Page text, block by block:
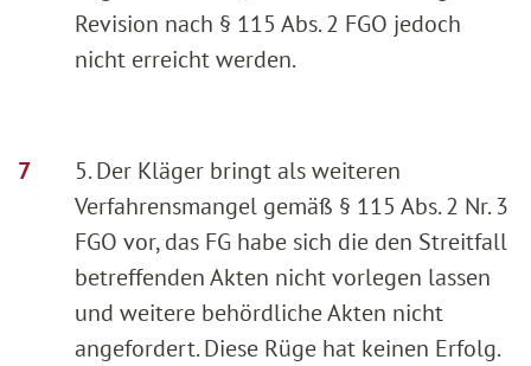
Revision nach § 115 Abs. 2 FGO jedoch
nicht erreicht werden.
5. Der Kläger bringt als weiteren
Verfahrensmangel gemäß § 115 Abs. 2 Nr. 3
FGO vor, das FG habe sich die den Streitfall
betreffenden Akten nicht vorlegen lassen
und weitere behördliche Akten nicht
angefordert. Diese Rüge hat keinen Erfolg.